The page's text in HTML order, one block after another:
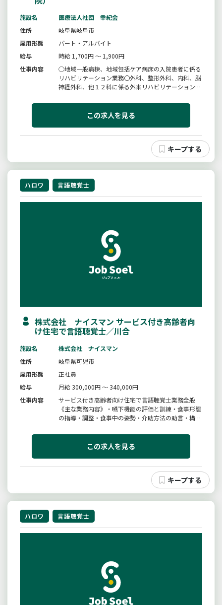
施設名
医療法人社団 幸紀会
住所
岐阜県岐阜市
雇用形態
パート・アルバイト
給与
時給 1,700円 ～ 1,900円
仕事内容
○地域一般病棟、地域包括ケア病床の入院患者に係る
リハビリテーション業務〇外科、整形外科、内科、脳
神経外科、他１２科に係る外来リハビリテーション業
環を担う地域密着型の二次救急指定病院です。変更範
この求人を見る
ハロワ 言語聴覚士
株式会社 ナイスマン サービス付き高齢者向
け住宅で言語聴覚士／川合
施設名
株式会社 ナイスマン
住所
岐阜県可児市
雇用形態
正社員
給与
月給 300,000円 ～ 340,000円
仕事内容
サービス付き高齢者向け住宅で言語聴覚士業務全般
《主な業務内容》・嚥下機能の評価と訓練・食事形態
の指導・調整・食事中の姿勢・介助方法の助言・構
マネージャー、各関係機関との連絡調整・事務作業※
変更範囲：会社の定める業務
この求人を見る
ハロワ 言語聴覚士